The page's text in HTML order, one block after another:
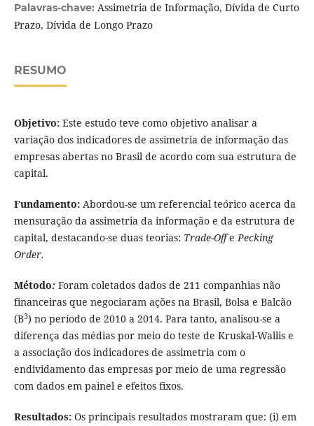
Palavras-chave: Assimetria de Informação, Dívida de Curto
Prazo, Dívida de Longo Prazo
RESUMO
Objetivo: Este estudo teve como objetivo analisar a
variação dos indicadores de assimetria de informação das
empresas abertas no Brasil de acordo com sua estrutura de
capital.
Fundamento: Abordou-se um referencial teórico acerca da
mensuração da assimetria da informação e da estrutura de
capital, destacando-se duas teorias: Trade-OffePecking
Order.
Método: Foram coletados dados de 211 companhias não
financeiras que negociaram ações na Brasil, Bolsa e Balcão
(B3) no período de 2010 a 2014. Para tanto, analisou-se a
diferença das médias por meio do teste de Kruskal-Wallis e
a associação dos indicadores de assimetria com o
endividamento das empresas por meio de uma regressão
com dados em painel e efeitos fixos.
Resultados: Os principais resultados mostraram que: (i) em